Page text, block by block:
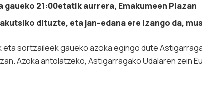
21:00etatik aurrera, Emakumeen Plazan
dituzte, eta jan-edana ere izango da,
sortzaileek gaueko azoka egingo dute
Azoka antolatzeko, Astigarragako Udalaren zein